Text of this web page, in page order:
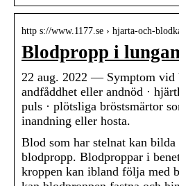
http s://www.1177.se › hjarta-och-
Blodpropp i
22 aug. 2022 — Symptom vid
andfåddhet eller andnöd ·
puls · plötsliga bröstsmärtor
inandning eller hosta.
Blod som har stelnat kan bilda
blodpropp. Blodproppar i
kroppen kan ibland följa med